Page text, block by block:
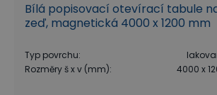
Bílá popisovací otevírací tabule
zeď, magnetická 4000 x 1200 mm
Typ povrchu:
Rozměry š x v (mm): 4000 x